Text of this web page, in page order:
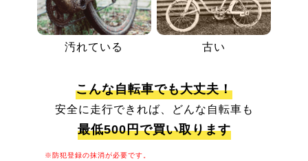
汚れている 古い
こんな自転車でも大丈夫！
安全に走行できれば、どんな自転車も
最低500円で買い取ります
※防犯登録の抹消が必要です。